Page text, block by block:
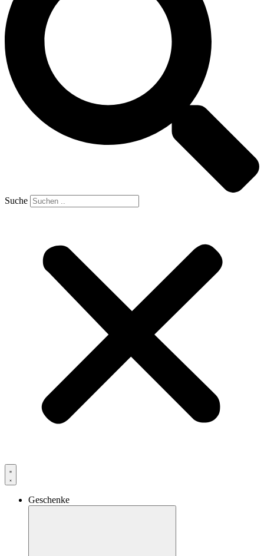
Suche
Geschenke